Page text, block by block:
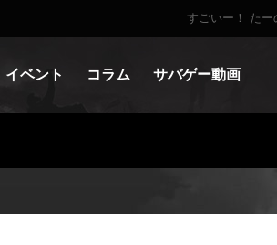
すごいー！ たー
イベント コラム サバゲー動画